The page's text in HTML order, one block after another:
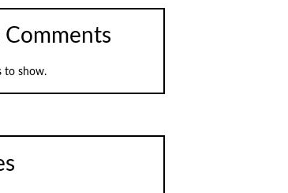
Comments
to show.